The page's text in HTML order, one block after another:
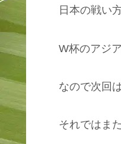
日本の戦い
W杯のアジ
なので次回
それではまた